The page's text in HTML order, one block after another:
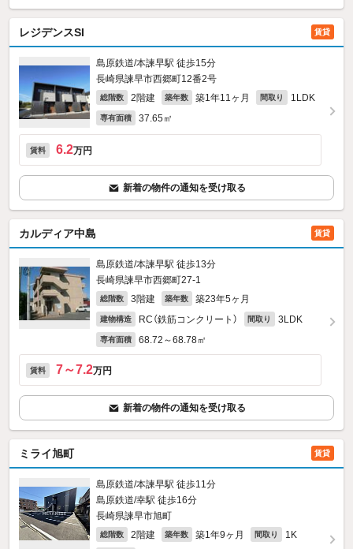
レジデンスSI 賃貸
島原鉄道/本諫早駅 徒歩15分
長崎県諫早市西郷町12番2号
総階数 2階建 築年数 築1年11ヶ月 間取り 1LDK
専有面積 37.65㎡
賃料 6.2万円
新着の物件の通知を受け取る
カルディア中島 賃貸
島原鉄道/本諫早駅 徒歩13分
長崎県諫早市西郷町27‐1
総階数 3階建 築年数 築23年5ヶ月
建物構造 RC（鉄筋コンクリート） 間取り 3LDK
専有面積 68.72～68.78㎡
賃料 7～7.2万円
新着の物件の通知を受け取る
ミライ旭町 賃貸
島原鉄道/本諫早駅 徒歩11分
島原鉄道/幸駅 徒歩16分
長崎県諫早市旭町
総階数 2階建 築年数 築1年9ヶ月 間取り 1K